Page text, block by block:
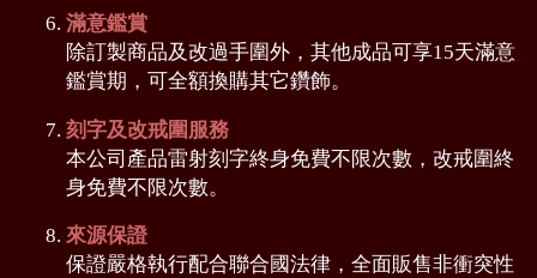
滿意鑑賞
除訂製商品及改過手圍外，其他成品可享15天滿意
鑑賞期，可全額換購其它鑽飾。
刻字及改戒圍服務
本公司產品雷射刻字終身免費不限次數，改戒圍終
身免費不限次數。
來源保證
保證嚴格執行配合聯合國法律，全面販售非衝突性